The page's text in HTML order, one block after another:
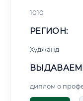
1010
РЕГИОН:
Худжанд
диплом о